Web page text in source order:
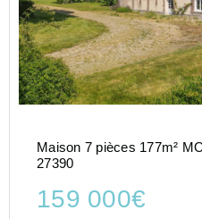
Maison 7 pièces 177m²
27390
159 000€